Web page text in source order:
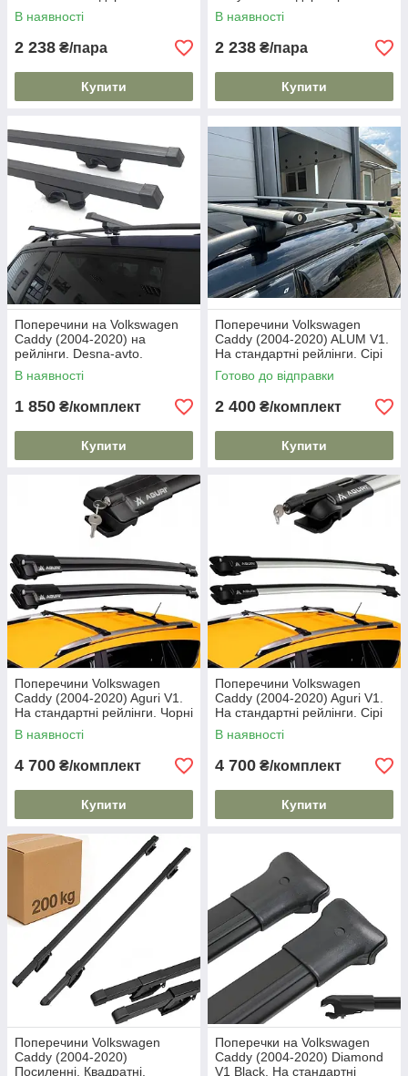
рейлінги. Чорні
В наявності
2 238 ₴/пара
Купити
Сірі
В наявності
2 238 ₴/пара
Купити
Поперечини на Volkswagen
Caddy (2004-2020) на
рейлінги. Desna-avto.
Багажник на дах.
В наявності
1 850 ₴/комплект
Купити
Поперечини Volkswagen
Caddy (2004-2020) ALUM V1.
На стандартні рейлінги. Сірі
Готово до відправки
2 400 ₴/комплект
Купити
Поперечини Volkswagen
Caddy (2004-2020) Aguri V1.
На стандартні рейлінги. Чорні
В наявності
4 700 ₴/комплект
Купити
Поперечини Volkswagen
Caddy (2004-2020) Aguri V1.
На стандартні рейлінги. Сірі
В наявності
4 700 ₴/комплект
Купити
Поперечини Volkswagen
Caddy (2004-2020)
Посиленні. Квадратні.
Поперечки на Volkswagen
Caddy (2004-2020) Diamond
V1 Black. На стандартні